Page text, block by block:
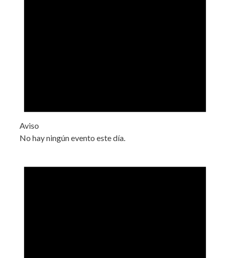
Aviso
No hay ningún evento este día.